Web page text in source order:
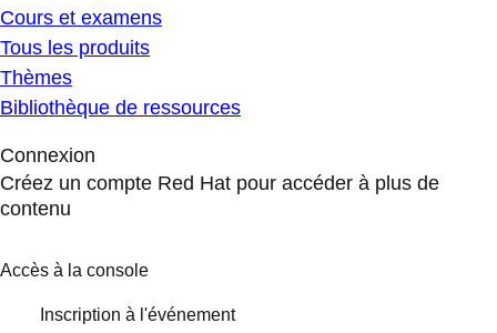
Cours et examens
Tous les produits
Thèmes
Bibliothèque de ressources
Connexion
Créez un compte Red Hat pour accéder à plus de
contenu
Accès à la console
Inscription à l'événement